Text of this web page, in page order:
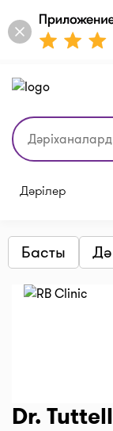
Дәрілер
Басты
Dr.